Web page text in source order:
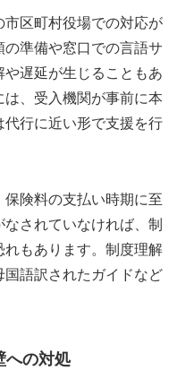
区町村役場での対応が
準備や窓口での言語サ
遅延が生じることもあ
、受入機関が事前に本
代行に近い形で支援を行
険料の支払い時期に至
されていなければ、制
れもあります。制度理解
国語訳されたガイドなど
への対処